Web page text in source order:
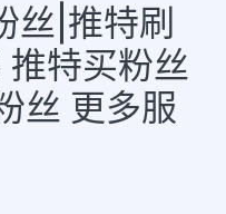
|推特刷
特买粉丝
丝 更多服